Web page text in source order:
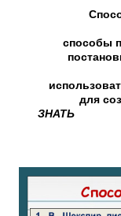
способы
для
ЗНАТЬ